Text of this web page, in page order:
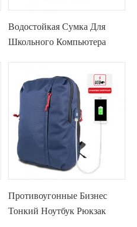
Водостойкая Сумка Для
Школьного Компьютера
Противоугонные Бизнес
Тонкий Ноутбук Рюкзак